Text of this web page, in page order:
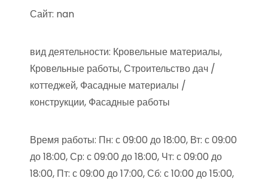
Сайт: nan
вид деятельности: Кровельные материалы,
Кровельные работы, Строительство дач /
коттеджей, Фасадные материалы /
конструкции, Фасадные работы
Время работы: Пн: с 09:00 до 18:00, Вт: с 09:00
до 18:00, Ср: с 09:00 до 18:00, Чт: с 09:00 до
18:00, Пт: с 09:00 до 17:00, Сб: с 10:00 до 15:00,